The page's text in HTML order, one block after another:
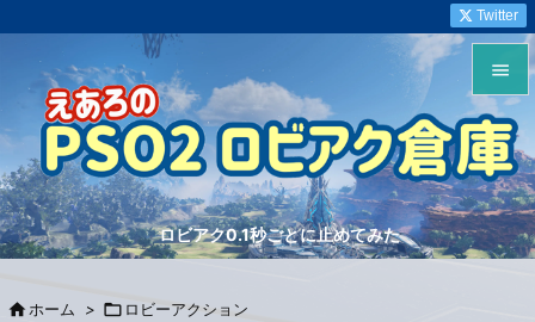
ロビアク0.1秒ごとに止めてみた


メニュ

サイド

Twitter
 ホーム >  ロビーアクション